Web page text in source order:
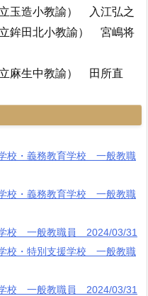
玉造小教諭） 入江弘之
鉾田北小教諭） 宮嶋将
麻生中教諭） 田所直
・義務教育学校 一般教職
・義務教育学校 一般教職
校 一般教職員 2024/03/31
・特別支援学校 一般教職
校 一般教職員 2024/03/31